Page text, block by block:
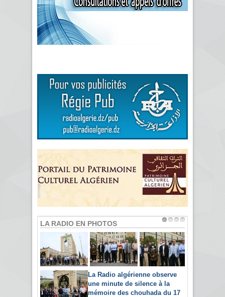
LA RADIO EN PHOTOS
La Radio algérienne observe
une minute de silence à la
mémoire des chouhada du 17